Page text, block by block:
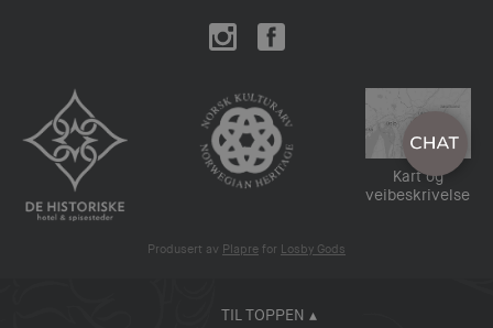
Kart og
veibeskrivelse
Produsert av Plapre for Losby Gods
TIL TOPPEN ▴